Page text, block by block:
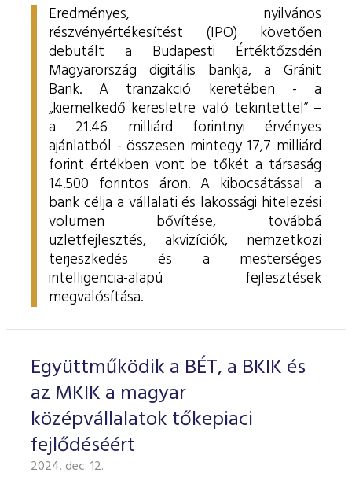
Eredményes, nyilvános
részvényértékesítést (IPO) követően
debütált a Budapesti Értéktőzsdén
Magyarország digitális bankja, a Gránit
Bank. A tranzakció keretében - a
„kiemelkedő keresletre való tekintettel” –
a 21.46 milliárd forintnyi érvényes
ajánlatból - összesen mintegy 17,7 milliárd
forint értékben vont be tőkét a társaság
14.500 forintos áron. A kibocsátással a
bank célja a vállalati és lakossági hitelezési
volumen bővítése, továbbá
üzletfejlesztés, akvizíciók, nemzetközi
terjeszkedés és a mesterséges
intelligencia-alapú fejlesztések
megvalósítása.
Együttműködik a BÉT, a BKIK és
az MKIK a magyar
középvállalatok tőkepiaci
fejlődéséért
2024. dec. 12.